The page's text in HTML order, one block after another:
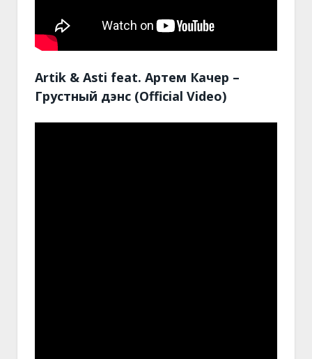
Artik & Asti feat. Артем Качер –
Грустный дэнс (Official Video)